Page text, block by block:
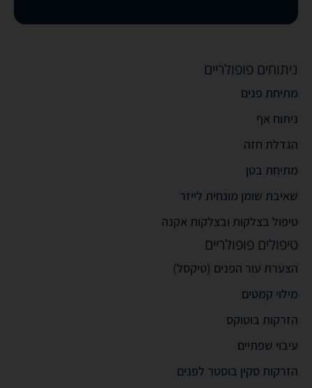
ניתוחים פופולריים
מתיחת פנים
ניתוח אף
הגדלת חזה
מתיחת בטן
שאיבת שומן מונחית לייזר
טיפול בצלקות ובצלקות אקנה
טיפולים פופולריים
הצערת עור הפנים (טיקסל)
מילוי קמטים
הזרקות בוטוקס
עיבוי שפתיים
הזרקות סקין בוסטר לפנים